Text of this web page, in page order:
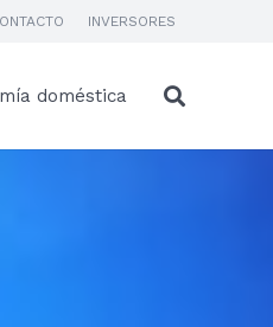
INVERSORES
doméstica